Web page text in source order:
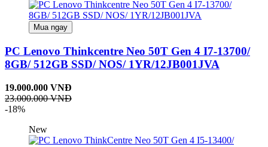
Mua ngay
PC Lenovo Thinkcentre Neo 50T Gen 4 I7-13700/
8GB/ 512GB SSD/ NOS/ 1YR/12JB001JVA
19.000.000 VNĐ
23.000.000 VNĐ
-18%
New